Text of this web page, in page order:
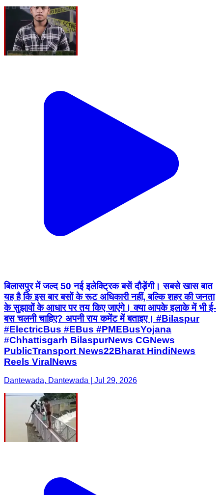
बिलासपुर में जल्द 50 नई इलेक्ट्रिक बसें दौड़ेंगी। सबसे खास बात
यह है कि इस बार बसों के रूट अधिकारी नहीं, बल्कि शहर की जनता
के सुझावों के आधार पर तय किए जाएंगे। क्या आपके इलाके में भी ई-
बस चलनी चाहिए? अपनी राय कमेंट में बताइए। #Bilaspur
#ElectricBus #EBus #PMEBusYojana
#Chhattisgarh BilaspurNews CGNews
PublicTransport News22Bharat HindiNews
Reels ViralNews
Dantewada, Dantewada | Jul 29, 2026